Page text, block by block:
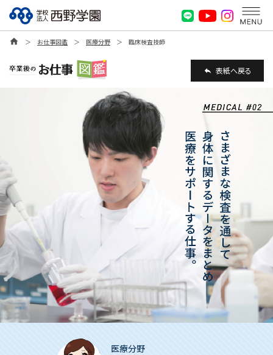
home ＞ お仕事図鑑 ＞ 医療分野 ＞ 臨床検査技師
表紙へ戻る
医療分野